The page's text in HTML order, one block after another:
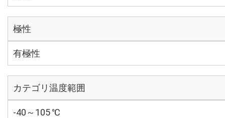
極性
有極性
カテゴリ温度範囲
-40～105 ℃